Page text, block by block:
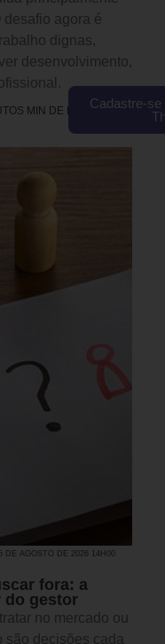
desafio agora é
dignas,
desenvolvimento,
MIN DE LEITURA
5 DE AGOSTO DE 2026 14H00
fora: a
do gestor
no mercado ou
são decisões cada
Cadastre-